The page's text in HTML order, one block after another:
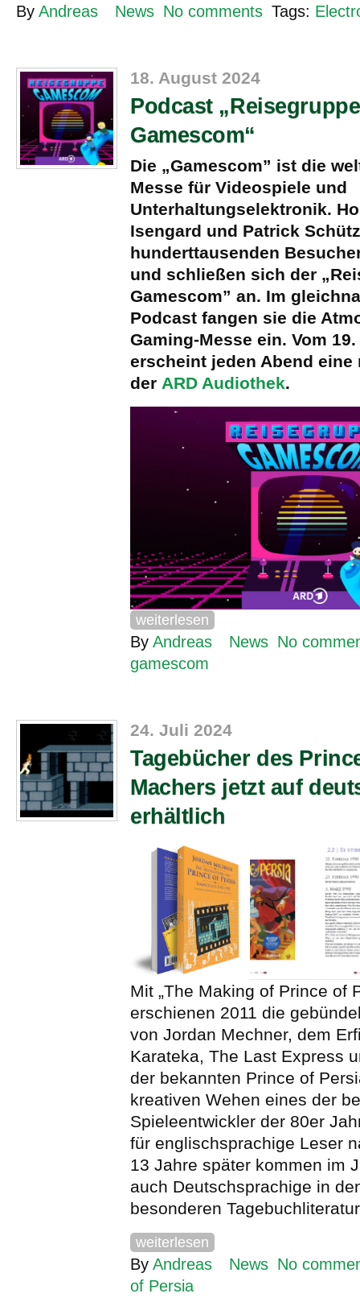
By Andreas News No comments Tags:
18. August 2024
Podcast „Reisegruppe
Gamescom“
Die „Gamescom” ist die
Messe für Videospiele und
Unterhaltungselektronik.
Isengard und Patrick
hunderttausenden
und schließen sich der
Gamescom” an. Im
Podcast fangen sie die
Gaming-Messe ein. Vom
erscheint jeden Abend eine
der ARD Audiothek.
weiterlesen
By Andreas News No
gamescom
24. Juli 2024
Tagebücher des
Machers jetzt auf
erhältlich
Mit „The Making of Prince of
erschienen 2011 die
von Jordan Mechner, dem
Karateka, The Last Express
der bekannten Prince of
kreativen Wehen eines der
Spieleentwickler der 80er
für englischsprachige Leser
13 Jahre später kommen im
auch Deutschsprachige in
besonderen
weiterlesen
By Andreas News No
of Persia